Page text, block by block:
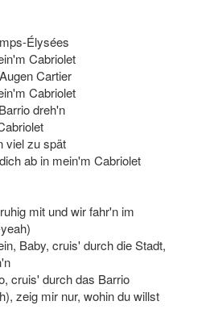
Élysées
Cabriolet
Cartier
Cabriolet
dreh'n
viel zu spät
ab in mein'm Cabriolet
mit und wir fahr'n im
Baby, cruis' durch die Stadt,
cruis' durch das Barrio
zeig mir nur, wohin du willst